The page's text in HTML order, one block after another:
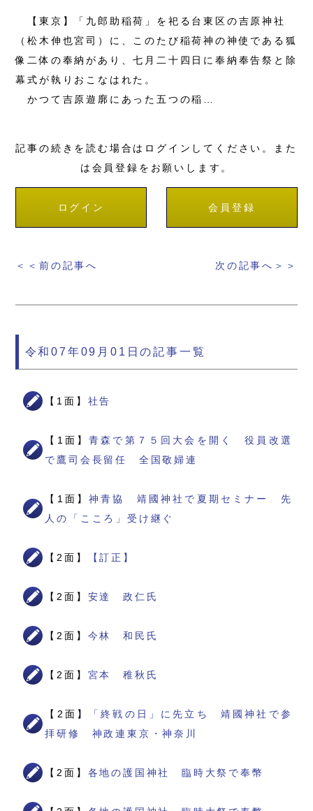
【東京】「九郎助稲荷」を祀る台東区の吉原神社
（松木伸也宮司）に、このたび稲荷神の神使である狐
像二体の奉納があり、七月二十四日に奉納奉告祭と除
幕式が執りおこなはれた。
かつて吉原遊廓にあった五つの稲…
記事の続きを読む場合はログインしてください。また
は会員登録をお願いします。
ログイン 会員登録
＜＜前の記事へ 次の記事へ＞＞
令和07年09月01日の記事一覧
【1面】 社告
【1面】青森で第７５回大会を開く 役員改選
で鷹司会長留任 全国敬婦連
【1面】神青協 靖國神社で夏期セミナー 先
人の「こころ」受け継ぐ
【2面】 【訂正】
【2面】 安達 政仁氏
【2面】 今林 和民氏
【2面】 宮本 稚秋氏
【2面】
「終戦の日」に先立ち 靖國神社で参
拝研修 神政連東京・神奈川
【2面】 各地の護国神社 臨時大祭で奉幣